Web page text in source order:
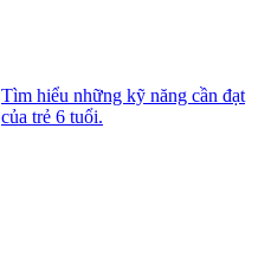
Tìm hiểu những kỹ năng cần đạt
của trẻ 6 tuổi.